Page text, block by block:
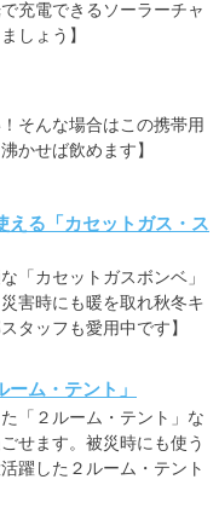
充電できるソーラーチャ
しょう】
そんな場合はこの携帯用
かせば飲めます】
える「カセットガス・ス
「カセットガスボンベ」
害時にも暖を取れ秋冬キ
タッフも愛用中です】
ム・テント」
「２ルーム・テント」な
せます。被災時にも使う
躍した２ルーム・テント